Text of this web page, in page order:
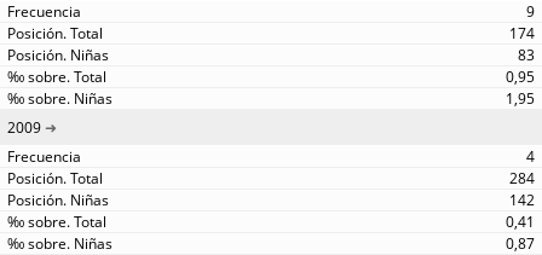
9
174
83
0,95
1,95
2009
4
284
142
0,41
0,87